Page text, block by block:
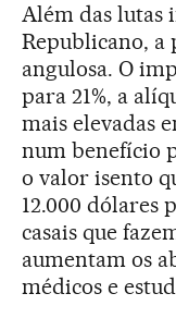
Além das lutas
Republicano,
angulosa. O
para 21%, a
mais elevadas
num benefício
o valor isento
12.000 dólares
casais que
aumentam os
médicos e